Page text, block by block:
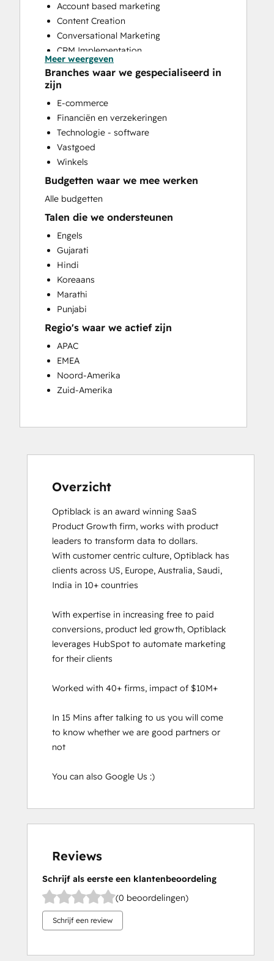
Account based marketing
Content Creation
Conversational Marketing
CRM Implementation
CRM Migration
Customer Marketing
Help Desk Implementation
HubSpot Onboarding
Knowledge Base Development
Sales and Marketing Alignment
Video Production
Website Design
Website Development
Website Migration
Meer weergeven
Branches waar we gespecialiseerd in
zijn
E-commerce
Financiën en verzekeringen
Technologie - software
Vastgoed
Winkels
Budgetten waar we mee werken
Alle budgetten
Talen die we ondersteunen
Engels
Gujarati
Hindi
Koreaans
Marathi
Punjabi
Regio's waar we actief zijn
APAC
EMEA
Noord-Amerika
Zuid-Amerika
Overzicht
Optiblack is an award winning SaaS
Product Growth firm, works with product
leaders to transform data to dollars.
With customer centric culture, Optiblack has
clients across US, Europe, Australia, Saudi,
India in 10+ countries
With expertise in increasing free to paid
conversions, product led growth, Optiblack
leverages HubSpot to automate marketing
for their clients
Worked with 40+ firms, impact of $10M+
In 15 Mins after talking to us you will come
to know whether we are good partners or
not
You can also Google Us :)
Reviews
Schrijf als eerste een klantenbeoordeling
(0 beoordelingen)
Schrijf een review